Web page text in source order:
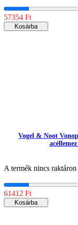
57354 Ft
Kosárba
Vogel & Noot
A termék nincs raktáron
61412 Ft
Kosárba